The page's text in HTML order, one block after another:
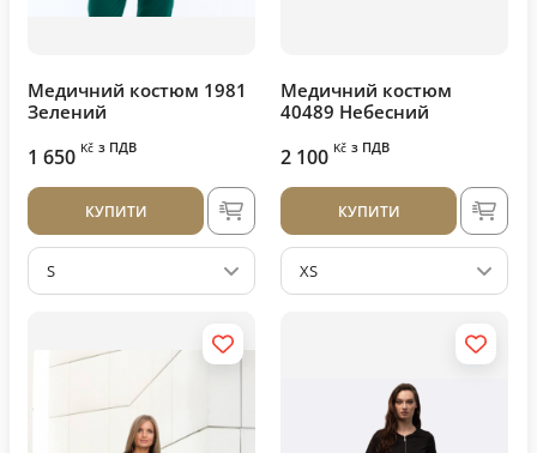
Медичний костюм 1981
Зелений
1 650 Kč з ПДВ
КУПИТИ
S
Медичний костюм
40489 Небесний
2 100 Kč з ПДВ
КУПИТИ
XS